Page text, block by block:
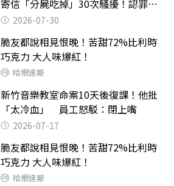
寄信「分屍吃掉」30次騷擾！認罪免
關 2026-07-30
脆友都說相見恨晚！苦甜72%比利時
巧克力 大人味爆紅！
哈根達斯
新竹音樂教室命案10天後復課！他批
「太冷血」 員工怒駁：閉上嘴
2026-07-17
脆友都說相見恨晚！苦甜72%比利時
巧克力 大人味爆紅！
哈根達斯